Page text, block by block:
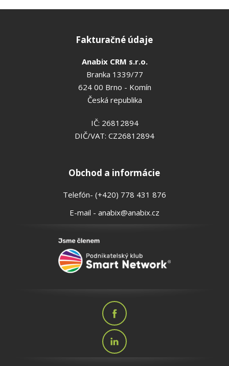
Fakturačné údaje
Anabix CRM s.r.o.
Branka 1339/77
624 00 Brno - Komín
Česká republika
IČ: 26812894
DIČ/VAT: CZ26812894
Obchod a informácie
Telefón- (+420) 778 431 876
E-mail - anabix@anabix.cz